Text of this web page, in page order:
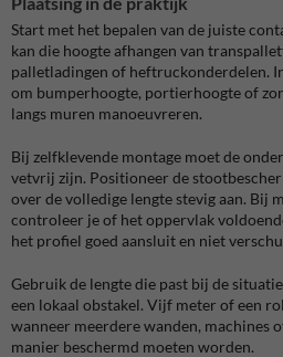
Start met het bepalen van de juiste
kan die hoogte afhangen van
palletladingen of heftruckonderdelen.
om bumperhoogte, portierhoogte of
langs muren manoeuvreren.
Bij zelfklevende montage moet de
vetvrij zijn. Positioneer de
over de volledige lengte stevig aan. Bij
controleer je of het oppervlak
het profiel goed aansluit en niet
Gebruik de lengte die past bij de
een lokaal obstakel. Vijf meter of een
wanneer meerdere wanden, machines
manier beschermd moeten worden.